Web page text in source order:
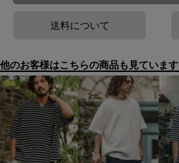
送料について
他のお客様はこちらの商品も見ています